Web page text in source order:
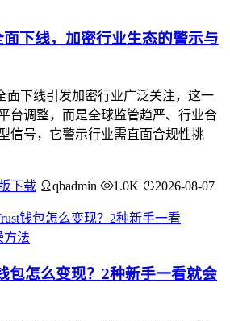
下线，加密行业生态的警示与
面下线引发加密行业广泛关注，这一
台调整，而是全球监管趋严、行业合
信号，它警示行业需直面合规性挑
下载 qbadmin 1.0K 2026-08-07
包怎么变现？2种新手一看就会